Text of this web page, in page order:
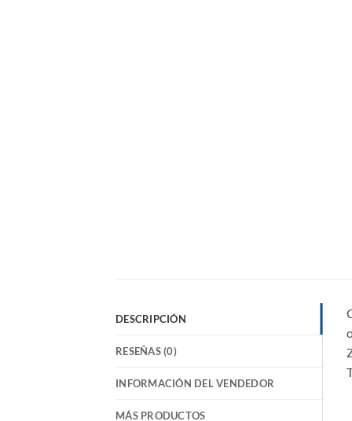
DESCRIPCIÓN
RESEÑAS (0)
INFORMACIÓN DEL VENDEDOR
MÁS PRODUCTOS